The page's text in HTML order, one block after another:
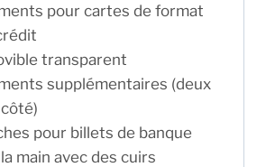
pour cartes de format
transparent
supplémentaires (deux
pour billets de banque
main avec des cuirs